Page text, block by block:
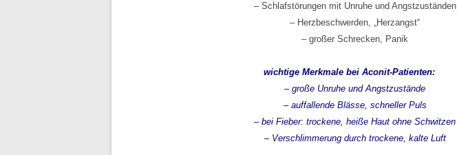
– Schlafstörungen mit Unruhe und Angstzuständen
– Herzbeschwerden, „Herzangst“
– großer Schrecken, Panik
wichtige Merkmale bei Aconit-Patienten:
– große Unruhe und Angstzustände
– auffallende Blässe, schneller Puls
– bei Fieber: trockene, heiße Haut ohne Schwitzen
– Verschlimmerung durch trockene, kalte Luft